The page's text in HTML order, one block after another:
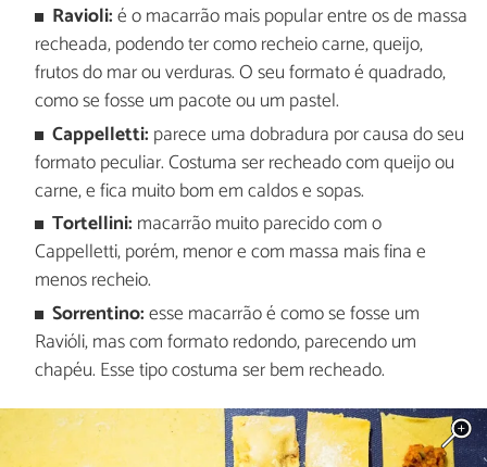
Ravioli:é o macarrão mais popular entre os de massa
recheada, podendo ter como recheio carne, queijo,
frutos do mar ou verduras. O seu formato é quadrado,
como se fosse um pacote ou um pastel.
Cappelletti: parece uma dobradura por causa do seu
formato peculiar. Costuma ser recheado com queijo ou
carne, e fica muito bom em caldos e sopas.
Tortellini: macarrão muito parecido com o
Cappelletti, porém, menor e com massa mais fina e
menos recheio.
Sorrentino:esse macarrão é como se fosse um
Ravióli, mas com formato redondo, parecendo um
chapéu. Esse tipo costuma ser bem recheado.